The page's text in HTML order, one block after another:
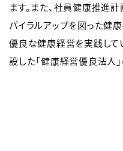
ます。また、社員健康推進
パイラルアップを図った健
優良な健康経営を実践して
設した「健康経営優良法人